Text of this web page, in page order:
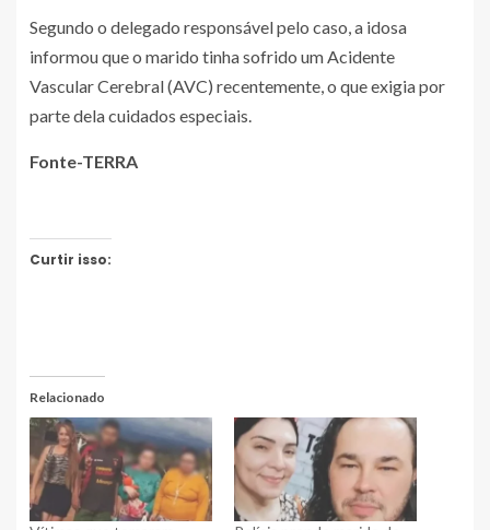
Segundo o delegado responsável pelo caso, a idosa
informou que o marido tinha sofrido um Acidente
Vascular Cerebral (AVC) recentemente, o que exigia por
parte dela cuidados especiais.
Fonte-TERRA
Curtir isso:
Relacionado